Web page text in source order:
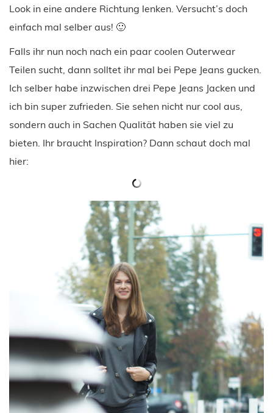
Look in eine andere Richtung lenken. Versucht’s doch
einfach mal selber aus! 🙂
Falls ihr nun noch nach ein paar coolen Outerwear
Teilen sucht, dann solltet ihr mal bei Pepe Jeans gucken.
Ich selber habe inzwischen drei Pepe Jeans Jacken und
ich bin super zufrieden. Sie sehen nicht nur cool aus,
sondern auch in Sachen Qualität haben sie viel zu
bieten. Ihr braucht Inspiration? Dann schaut doch mal
hier: